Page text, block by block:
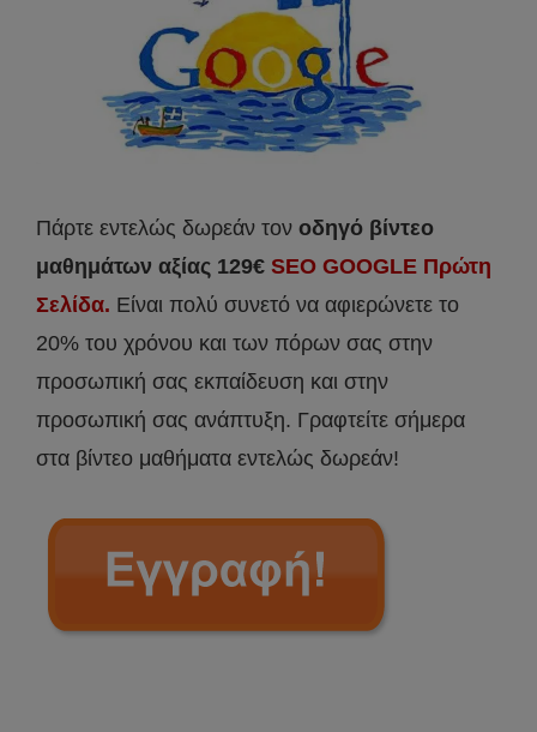
Πάρτε εντελώς δωρεάν τον οδηγό βίντεο
μαθημάτων αξίας 129€ SEO GOOGLE Πρώτη
Σελίδα. Είναι πολύ συνετό να αφιερώνετε το
20% του χρόνου και των πόρων σας στην
προσωπική σας εκπαίδευση και στην
προσωπική σας ανάπτυξη. Γραφτείτε σήμερα
στα βίντεο μαθήματα εντελώς δωρεάν!